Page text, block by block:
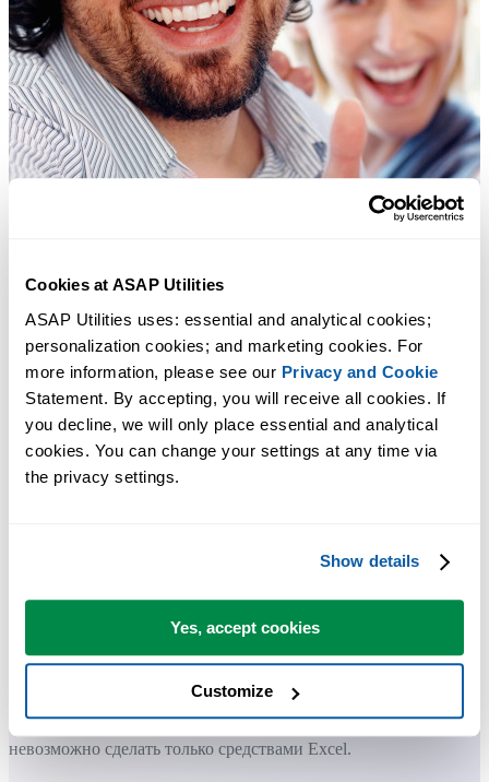
Cookies at ASAP Utilities
ASAP Utilities uses: essential and analytical cookies;
personalization cookies; and marketing cookies. For
more information, please see our Privacy and Cookie
Statement. By accepting, you will receive all cookies. If
you decline, we will only place essential and analytical
cookies. You can change your settings at any time via
the privacy settings.
Show details
Yes, accept cookies
Customize
не хватает в самом Excel.
Экономьте время в Excel. Это просто.
ASAP Utilities помогает экономить время и делать то, что
невозможно сделать только средствами Excel.